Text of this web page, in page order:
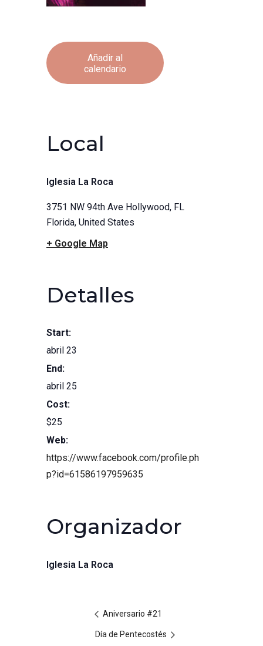
Añadir al
calendario
Detalles
Start:
abril 23
End:
abril 25
Cost:
$25
Web:
https://www.facebook.com/profile.ph
p?id=61586197959635
Local
Iglesia La Roca
3751 NW 94th Ave Hollywood, FL
Florida, United States
+ Google Map
Organizador
Iglesia La Roca
Aniversario #21
Día de Pentecostés